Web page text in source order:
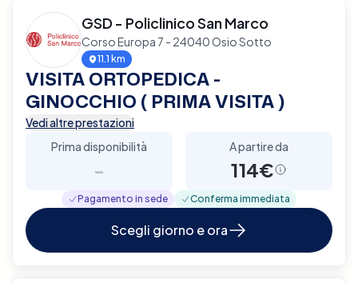
GSD - Policlinico San Marco
Corso Europa 7 - 24040 Osio Sotto
11.1 km
VISITA ORTOPEDICA -
GINOCCHIO ( PRIMA VISITA )
Vedi altre prestazioni
Prima disponibilità
-
A partire da
114€
Pagamento in sede Conferma immediata
Scegli giorno e ora